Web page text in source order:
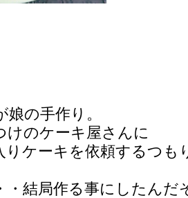
の手作り。
けのケーキ屋さんに
りケーキを依頼するつも
・結局作る事にしたんだ